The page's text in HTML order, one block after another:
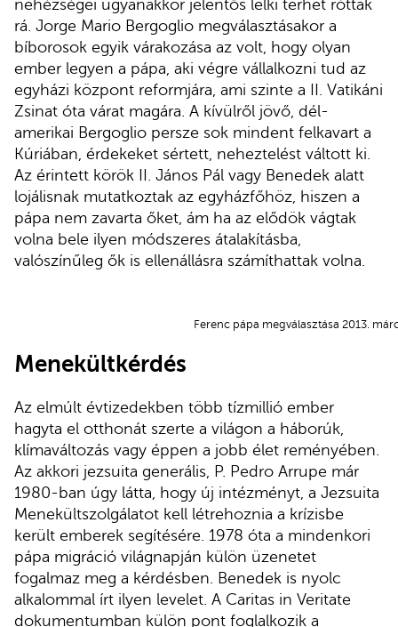
nehézségei ugyanakkor jelentős lelki terhet róttak
rá. Jorge Mario Bergoglio megválasztásakor a
bíborosok egyik várakozása az volt, hogy olyan
ember legyen a pápa, aki végre vállalkozni tud az
egyházi központ reformjára, ami szinte a II. Vatikáni
Zsinat óta várat magára. A kívülről jövő, dél-
amerikai Bergoglio persze sok mindent felkavart a
Kúriában, érdekeket sértett, neheztelést váltott ki.
Az érintett körök II. János Pál vagy Benedek alatt
lojálisnak mutatkoztak az egyházfőhöz, hiszen a
pápa nem zavarta őket, ám ha az elődök vágtak
volna bele ilyen módszeres átalakításba,
valószínűleg ők is ellenállásra számíthattak volna.
Ferenc pápa megválasztása 2013.
Menekültkérdés
Az elmúlt évtizedekben több tízmillió ember
hagyta el otthonát szerte a világon a háborúk,
klímaváltozás vagy éppen a jobb élet reményében.
Az akkori jezsuita generális, P. Pedro Arrupe már
1980-ban úgy látta, hogy új intézményt, a Jezsuita
Menekültszolgálatot kell létrehoznia a krízisbe
került emberek segítésére. 1978 óta a mindenkori
pápa migráció világnapján külön üzenetet
fogalmaz meg a kérdésben. Benedek is nyolc
alkalommal írt ilyen levelet. A Caritas in Veritate
dokumentumban külön pont foglalkozik a